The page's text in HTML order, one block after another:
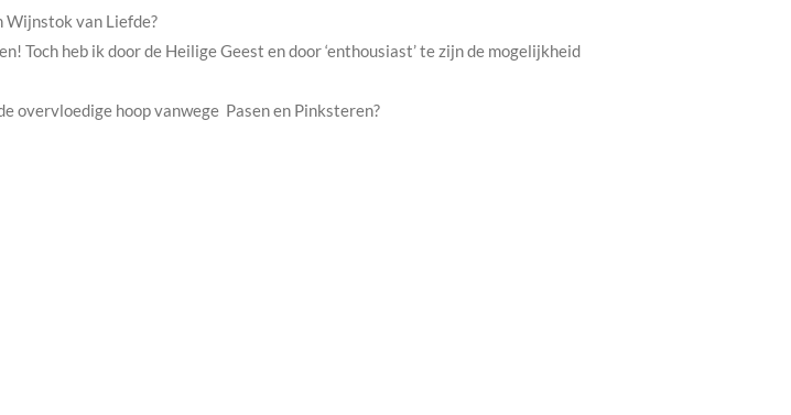
Wijnstok van Liefde?
Toch heb ik door de Heilige Geest en door ‘enthousiast’ te zijn de mogelijkheid
overvloedige hoop vanwege Pasen en Pinksteren?